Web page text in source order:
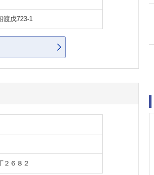
渡戊723-1
２６８２